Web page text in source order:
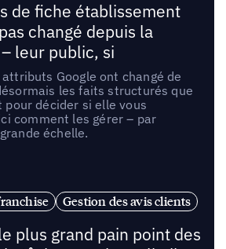
de fiche établissement
changé depuis la
leur public, si
Google ont changé de
les faits structurés que
pour décider si elle vous
comment les gérer – par
échelle.
Gestion des avis clients
plus grand pain point des